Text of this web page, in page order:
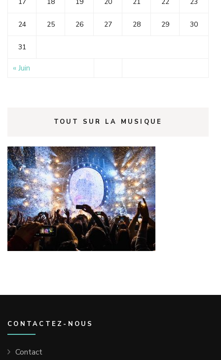
24 25 26 27 28 29 30
31
« Juin
TOUT SUR LA MUSIQUE
CONTACTEZ-NOUS
Contact